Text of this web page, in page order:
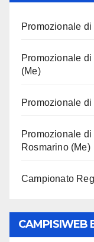
Promozionale di
Promozionale di
(Me)
Promozionale di
Promozionale di
Rosmarino (Me)
Campionato
CAMPISIWEB